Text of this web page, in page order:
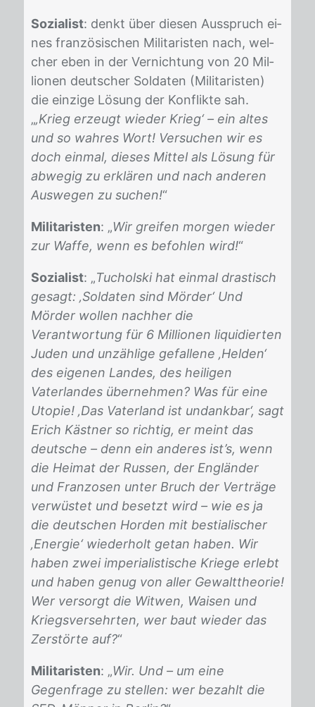
Sozialist: denkt über die­sen Aus­spruch ei­
nes fran­zö­si­schen Mi­li­ta­ris­ten nach, wel­
cher eben in der Ver­nich­tung von 20 Mil­
lio­nen deut­scher Sol­da­ten (Mi­li­ta­ris­ten)
die ein­zi­ge Lö­sung der Kon­flik­te sah.
„‚Krieg erzeugt wieder Krieg‘ – ein altes
und so wahres Wort! Versuchen wir es
doch einmal, dieses Mittel als Lösung für
abwegig zu erklären und nach anderen
Auswegen zu suchen!“
Militaristen: „Wir greifen morgen wieder
zur Waffe, wenn es befohlen wird!“
Sozialist: „Tucholski hat einmal drastisch
gesagt: ‚Soldaten sind Mörder‘ Und
Mörder wollen nachher die
Verantwortung für 6 Millionen liquidierten
Juden und unzählige gefallene ‚Helden‘
des eigenen Landes, des heiligen
Vaterlandes übernehmen? Was für eine
Utopie! ‚Das Vaterland ist undankbar‘, sagt
Erich Kästner so richtig, er meint das
deutsche – denn ein anderes ist’s, wenn
die Heimat der Russen, der Engländer
und Franzosen unter Bruch der Verträge
verwüstet und besetzt wird – wie es ja
die deutschen Horden mit bestialischer
‚Energie‘ wiederholt getan haben. Wir
haben zwei imperialistische Kriege erlebt
und haben genug von aller Gewalttheorie!
Wer versorgt die Witwen, Waisen und
Kriegsversehrten, wer baut wieder das
Zerstörte auf?“
Militaristen: „Wir. Und – um eine
Gegenfrage zu stellen: wer bezahlt die